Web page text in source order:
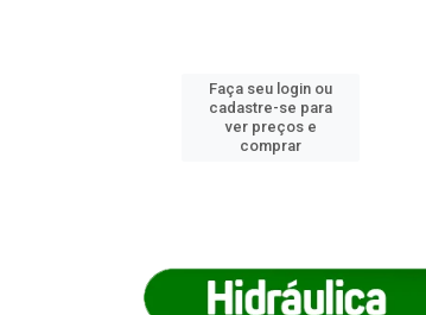
Faça seu login ou
cadastre-se para
ver preços e
comprar